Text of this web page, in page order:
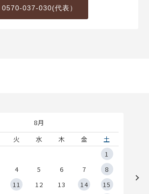
0570-037-030(代表）
8月
火 水 木 金
土
1
4 5 6 7
8
11 12 13 14
15